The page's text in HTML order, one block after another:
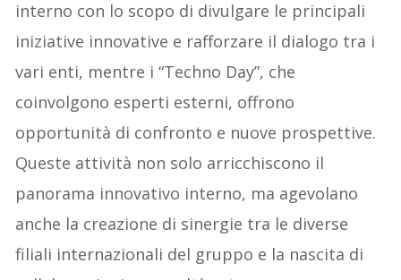
interno con lo scopo di divulgare le principali
iniziative innovative e rafforzare il dialogo tra i
vari enti, mentre i “Techno Day”, che
coinvolgono esperti esterni, offrono
opportunità di confronto e nuove prospettive.
Queste attività non solo arricchiscono il
panorama innovativo interno, ma agevolano
anche la creazione di sinergie tra le diverse
filiali internazionali del gruppo e la nascita di